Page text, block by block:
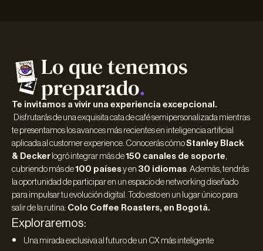
Lo que tenemos
preparado.
Te invitamos a vivir una experiencia excepcional.
Disfrutarás de una exquisita cata de café semipersonalizada mientras
te presentamos los avances más recientes en inteligencia artificial
aplicada al customer experience. Conocerás cómoStanley Black
& Decker logró integrar más de150 canales de soporte,
cubriendo más de100 paísesy en 30 idiomas. Además, tendrás
la oportunidad de participar en un espacio de networking diseñado
para impulsar tu evolución digital. Todo esto en un lugar único para
salir de la rutina: Colo Coffee Roasters, en Bogotá.
Exploraremos:
Una mirada exclusiva al futuro de un CX más inteligente